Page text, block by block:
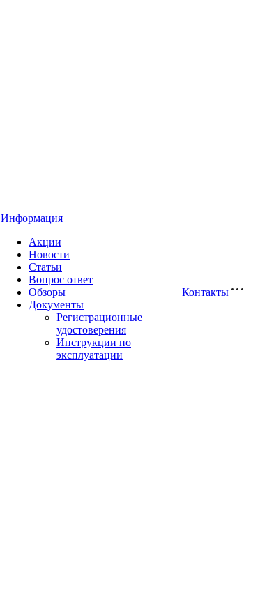
Информация
Акции
Новости
Статьи
Вопрос ответ
Обзоры
Документы
Регистрационные
удостоверения
Инструкции по
эксплуатации
Контакты